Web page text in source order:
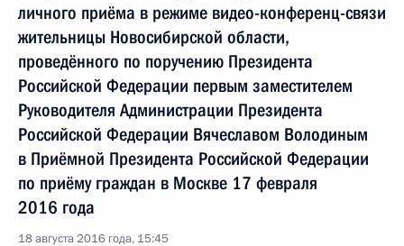
личного приёма в режиме видео-конференц-связи
жительницы Новосибирской области,
проведённого по поручению Президента
Российской Федерации первым заместителем
Руководителя Администрации Президента
Российской Федерации Вячеславом Володиным
в Приёмной Президента Российской Федерации
по приёму граждан в Москве 17 февраля
2016 года
18 августа 2016 года, 15:45